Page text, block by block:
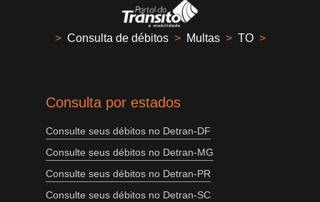
> Consulta de débitos > Multas > TO >
Consulta por estados
Consulte seus débitos no Detran-DF
Consulte seus débitos no Detran-MG
Consulte seus débitos no Detran-PR
Consulte seus débitos no Detran-SC